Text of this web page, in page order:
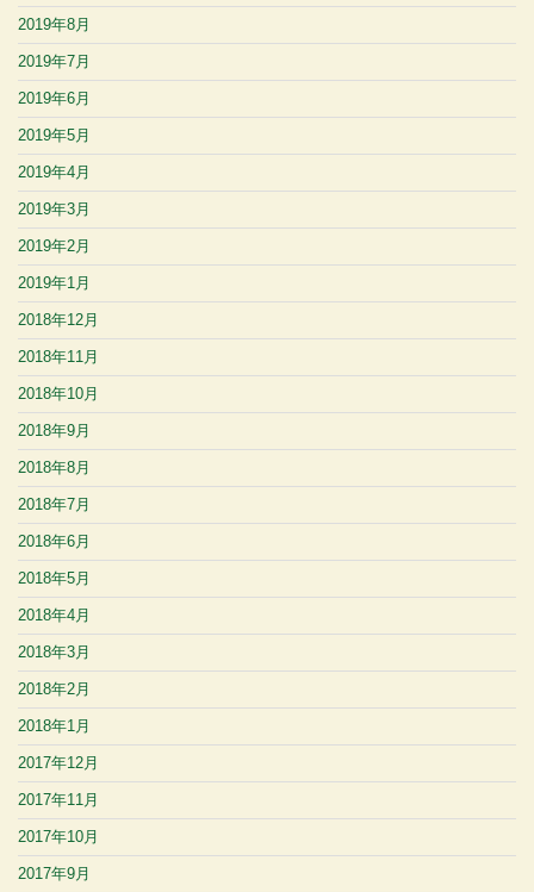
2019年8月
2019年7月
2019年6月
2019年5月
2019年4月
2019年3月
2019年2月
2019年1月
2018年12月
2018年11月
2018年10月
2018年9月
2018年8月
2018年7月
2018年6月
2018年5月
2018年4月
2018年3月
2018年2月
2018年1月
2017年12月
2017年11月
2017年10月
2017年9月